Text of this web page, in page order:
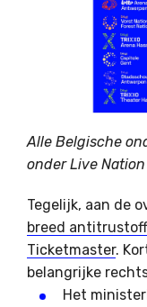
Alle Belgische
onder Live
Tegelijk, aan de
breed
Ticketmaster.
belangrijke
Het